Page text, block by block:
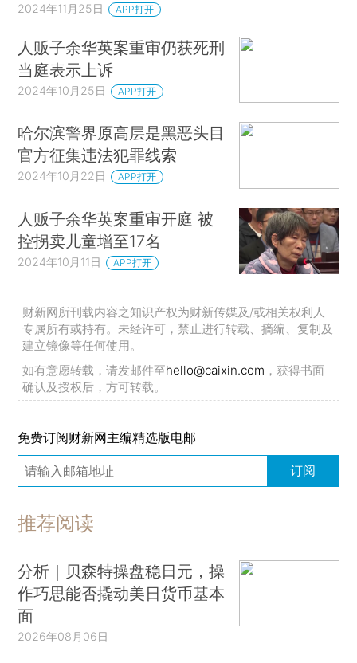
2024年11月25日 APP打开
人贩子余华英案重审仍获死刑
当庭表示上诉
2024年10月25日 APP打开
哈尔滨警界原高层是黑恶头目
官方征集违法犯罪线索
2024年10月22日 APP打开
人贩子余华英案重审开庭 被
控拐卖儿童增至17名
2024年10月11日 APP打开
财新网所刊载内容之知识产权为财新传媒及/或相关权利人
专属所有或持有。未经许可，禁止进行转载、摘编、复制及
建立镜像等任何使用。
如有意愿转载，请发邮件至hello@caixin.com ，获得书面
确认及授权后，方可转载。
免费订阅财新网主编精选版电邮
订阅
推荐阅读
分析｜贝森特操盘稳日元，操
作巧思能否撬动美日货币基本
面
2026年08月06日